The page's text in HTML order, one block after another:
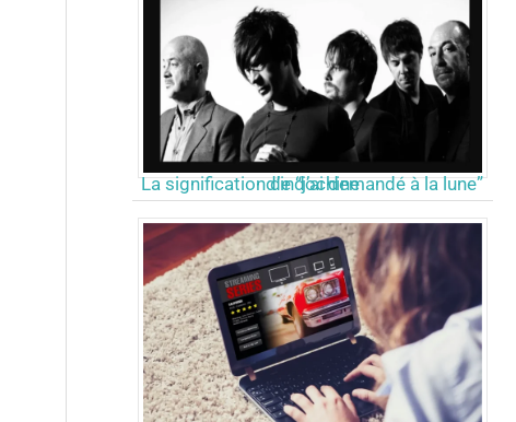
La signification de “j’ai demandé à la lune” d’indochine